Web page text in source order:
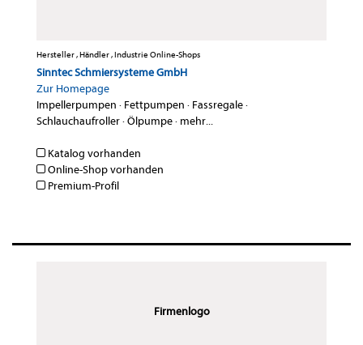
Hersteller , Händler , Industrie Online-Shops
Sinntec Schmiersysteme GmbH
Zur Homepage
Impellerpumpen · Fettpumpen · Fassregale·
Schlauchaufroller·Ölpumpe· mehr...
Katalog vorhanden
Online-Shop vorhanden
Premium-Profil
Firmenlogo